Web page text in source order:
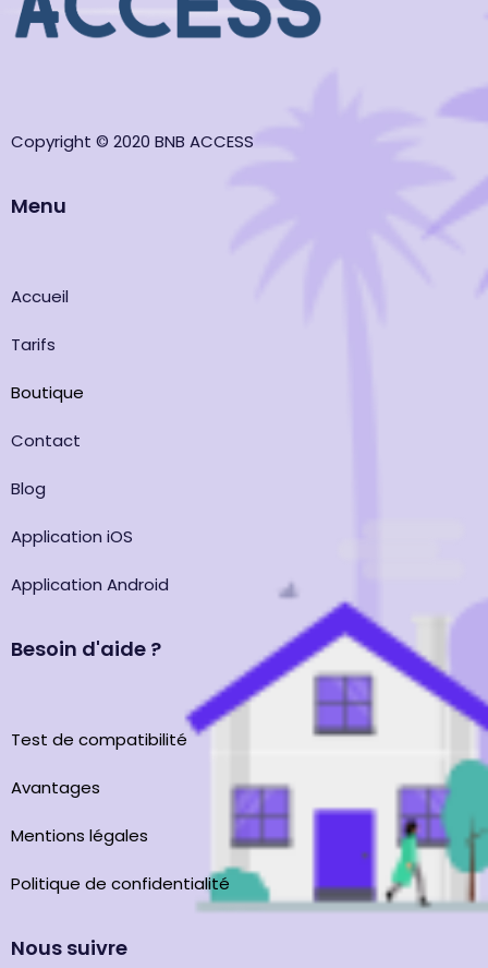
Copyright © 2020 BNB ACCESS
Menu
Accueil
Tarifs
Boutique
Contact
Blog
Application iOS
Application Android
Besoin d'aide ?
Test de compatibilité
Avantages
Mentions légales
Politique de confidentialité
Nous suivre